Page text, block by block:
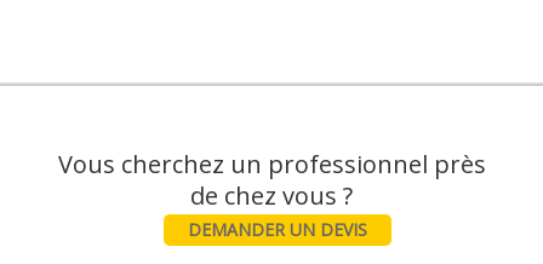
Vous cherchez un professionnel près
DEMANDER UN DEVIS